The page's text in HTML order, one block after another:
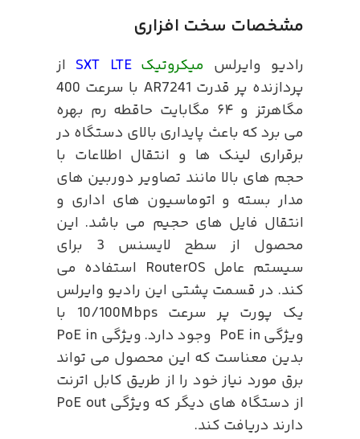
مشخصات سخت افزاری
رادیو وایرلس میکروتیک SXT LTE از
پردازنده پر قدرت AR7241 با سرعت 400
مگاهرتز و ۶۴ مگابایت حاقطه رم بهره
می برد که باعث پایداری بالای دستگاه در
برقراری لینک ها و انتقال اطلاعات با
حجم های بالا مانند تصاویر دوربین های
مدار بسته و اتوماسیون های اداری و
انتقال فایل های حجیم می باشد. این
محصول از سطح لایسنس 3 برای
سیستم عامل RouterOS استفاده می
کند. در قسمت پشتی این رادیو وایرلس
یک پورت پر سرعت 10/100Mbps با
ویژگی PoE in وجود دارد. ویژگی PoE in
بدین معناست که این محصول می تواند
برق مورد نیاز خود را از طریق کابل اترنت
از دستگاه های دیگر که ویژگی PoE out
دارند دریافت کند.